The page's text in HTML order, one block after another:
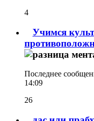
4
Учимся
Последнее
14:09
26